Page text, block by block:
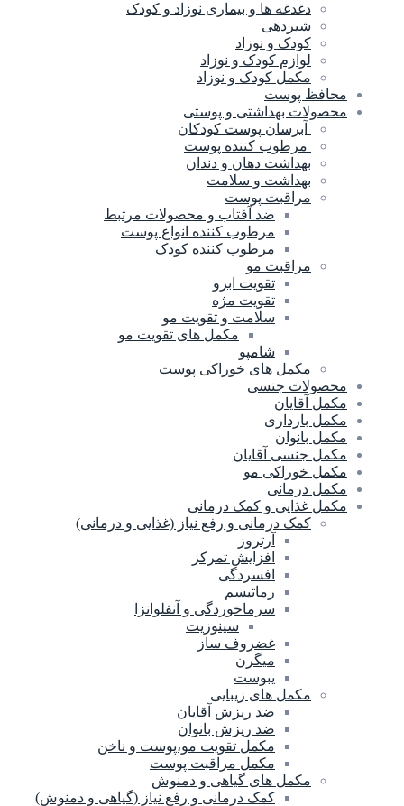
دغدغه ها و بیماری نوزاد و کودک
شیردهی
کودک و نوزاد
لوازم کودک و نوزاد
مکمل کودک و نوزاد
محافظ پوست
محصولات بهداشتی و پوستی
آبرسان پوست کودکان
مرطوب کننده پوست
بهداشت دهان و دندان
بهداشت و سلامت
مراقبت پوست
ضد آفتاب و محصولات مرتبط
مرطوب کننده انواع پوست
مرطوب کننده کودک
مراقبت مو
تقویت ابرو
تقویت مژه
سلامت و تقویت مو
مکمل های تقویت مو
شامپو
مکمل های خوراکی پوست
محصولات جنسی
مکمل آقایان
مکمل بارداری
مکمل بانوان
مکمل جنسی آقایان
مکمل خوراکی مو
مکمل درمانی
مکمل غذایی و کمک درمانی
کمک درمانی و رفع نیاز (غذایی و درمانی)
آرتروز
افزایش تمرکز
افسردگی
رماتیسم
سرماخوردگی و آنفلوانزا
سینوزیت
غضروف ساز
میگرن
یبوست
مکمل های زیبایی
ضد ریزش آقایان
ضد ریزش بانوان
مکمل تقویت مو،پوست و ناخن
مکمل مراقبت پوست
مکمل های گیاهی و دمنوش
کمک درمانی و رفع نیاز (گیاهی و دمنوش)